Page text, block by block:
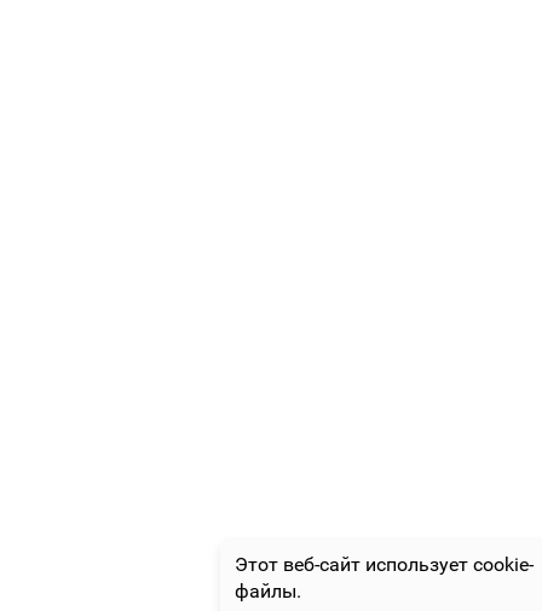
Этот веб-сайт использует cookie-
файлы.